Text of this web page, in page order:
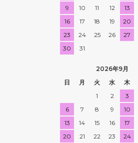
9
10 11 12 13
16
17 18 19 20
23
24 25 26 27
30
31
2026年9月
日
月 火 水 木
1
2 3
6
7 8 9 10
13
14 15 16 17
20
21 22 23 24